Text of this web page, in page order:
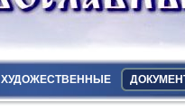
ХУДОЖЕСТВЕННЫЕ